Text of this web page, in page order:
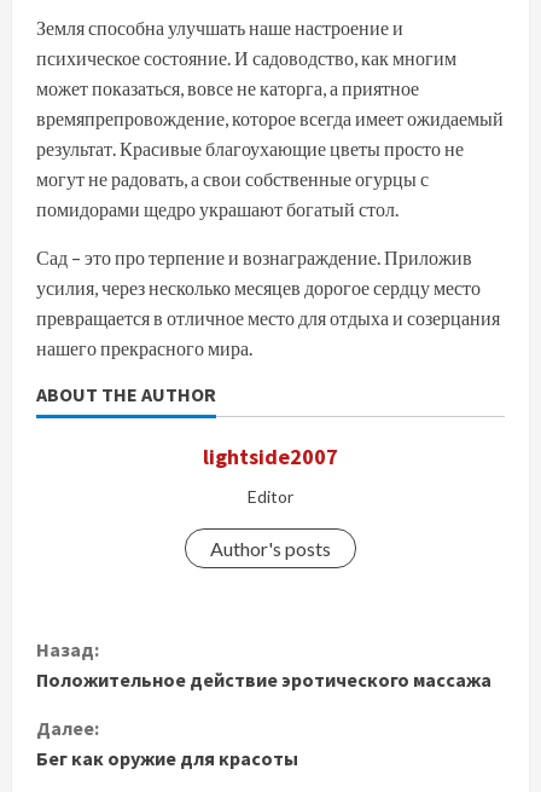
Земля способна улучшать наше настроение и
психическое состояние. И садоводство, как многим
может показаться, вовсе не каторга, а приятное
времяпрепровождение, которое всегда имеет ожидаемый
результат. Красивые благоухающие цветы просто не
могут не радовать, а свои собственные огурцы с
помидорами щедро украшают богатый стол.
Сад – это про терпение и вознаграждение. Приложив
усилия, через несколько месяцев дорогое сердцу место
превращается в отличное место для отдыха и созерцания
нашего прекрасного мира.
ABOUT THE AUTHOR
lightside2007
Editor
Author's posts
П
р
о
Назад:
Положительное действие эротического массажа
Далее:
Бег как оружие для красоты